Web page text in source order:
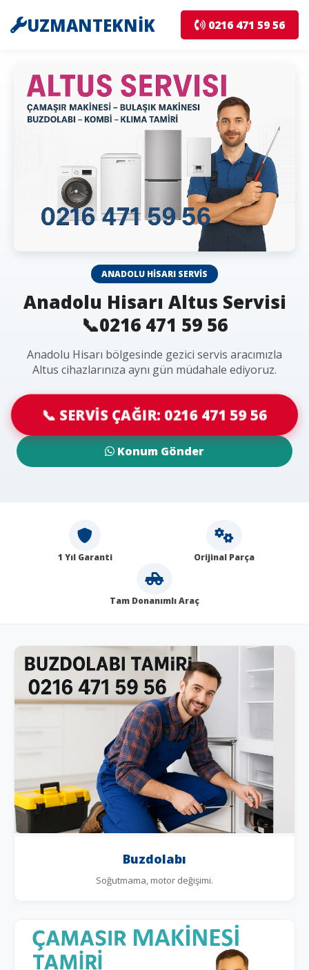
UZMANTEKNİK 0216 471 59 56
ANADOLU HISARI SERVIS
Anadolu Hisarı Altus Servisi
📞0216 471 59 56
Anadolu Hisarı bölgesinde gezici servis aracımızla
Altus cihazlarınıza aynı gün müdahale ediyoruz.
📞 SERVİS ÇAĞIR: 0216 471 59 56
Konum Gönder
1 Yıl Garanti Orijinal Parça
Tam Donanımlı Araç
Buzdolabı
Soğutmama, motor değişimi.